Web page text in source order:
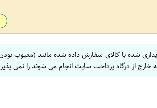
شده با کالای سفارش داده شده مانند (معیوب
از درگاه پرداخت سایت انجام می شوند را نمی